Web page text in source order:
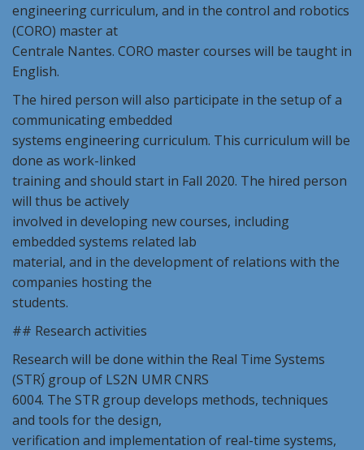
engineering curriculum, and in the control and robotics
(CORO) master at
Centrale Nantes. CORO master courses will be taught in
English.
The hired person will also participate in the setup of a
communicating embedded
systems engineering curriculum. This curriculum will be
done as work-linked
training and should start in Fall 2020. The hired person
will thus be actively
involved in developing new courses, including
embedded systems related lab
material, and in the development of relations with the
companies hosting the
students.
## Research activities
Research will be done within the Real Time Systems
(STR)́ group of LS2N UMR CNRS
6004. The STR group develops methods, techniques
and tools for the design,
verification and implementation of real-time systems,